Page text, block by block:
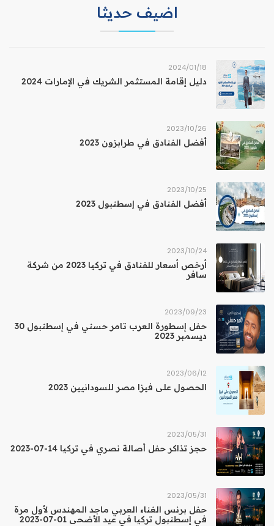
اضيف حديثا
18‏/01‏/2024
دليل إقامة المستثمر الشريك في الإمارات 2024
26‏/10‏/2023
أفضل الفنادق في طرابزون 2023
25‏/10‏/2023
أفضل الفنادق في إسطنبول 2023
24‏/10‏/2023
أرخص أسعار للفنادق في تركيا 2023 من شركة
سافر
23‏/09‏/2023
حفل إسطورة العرب تامر حسني في إسطنبول 30
ديسمبر 2023
12‏/06‏/2023
الحصول على فيزا مصر للسودانيين 2023
31‏/05‏/2023
حجز تذاكر حفل أصالة نصري في تركيا 14-07-2023
31‏/05‏/2023
حفل برنس الغناء العربي ماجد المهندس لأول مرة
في إسطنبول تركيا في عيد الأضحى 01-07-2023